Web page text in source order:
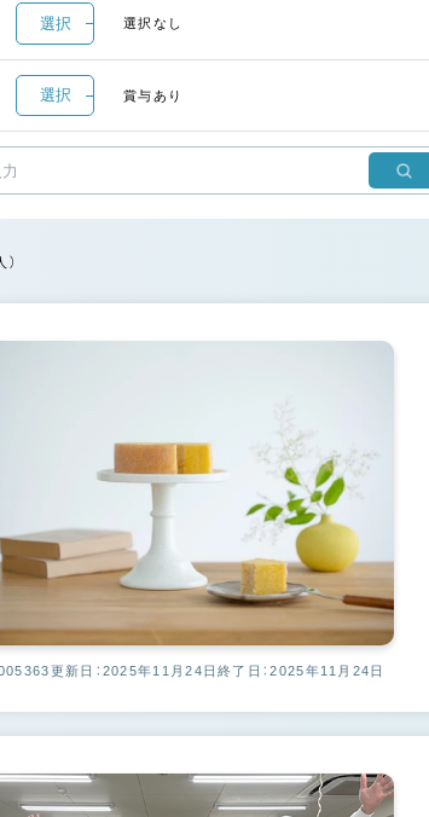
選択 選択なし
選択 賞与あり
）
更新日：2025年11月24日終了日：2025年11月24日